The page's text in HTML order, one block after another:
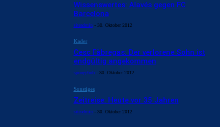
Wissenswertes: Alavés gegen FC
Barcelona
siteadmin - 30. Oktober 2012
Kader
Cesc Fàbregas: Der verlorene Sohn ist
endgültig angekommen
spongebob - 30. Oktober 2012
Sonstiges
Zeitreise: Heute vor 35 Jahren
siteadmin - 30. Oktober 2012